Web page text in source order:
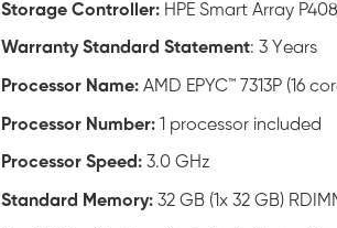
Storage Controller: HPE Smart Array
Warranty Standard Statement: 3 Years
Processor Name: AMD EPYC™ 7313P (16
Processor Number: 1 processor included
Processor Speed: 3.0 GHz
Standard Memory: 32 GB (1x 32 GB)